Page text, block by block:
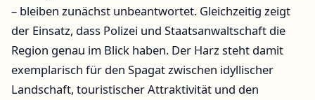
– bleiben zunächst unbeantwortet. Gleichzeitig zeigt
der Einsatz, dass Polizei und Staatsanwaltschaft die
Region genau im Blick haben. Der Harz steht damit
exemplarisch für den Spagat zwischen idyllischer
Landschaft, touristischer Attraktivität und den